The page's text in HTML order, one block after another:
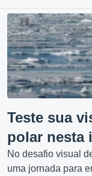
Teste sua
polar nesta
No desafio visual
uma jornada para